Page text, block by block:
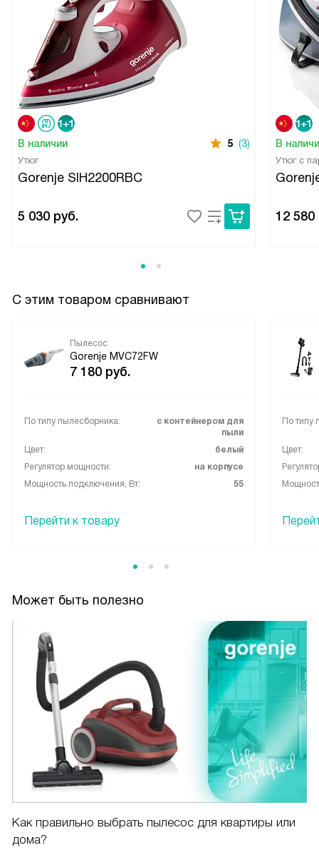
В наличии 5 (3)
Утюг
Gorenje SIH2200RBC
5 030 руб.
В
Утюг с
12 580
С этим товаром сравнивают
Пылесос
Gorenje MVC72FW
7 180 руб.
По типу пылесборника:
с контейнером для
пыли
Цвет:
белый
Регулятор мощности:
на корпусе
Мощность подключения, Вт:
55
Перейти к товару
По типу
Цвет:
Может быть полезно
Как правильно выбрать пылесос для квартиры или
дома?